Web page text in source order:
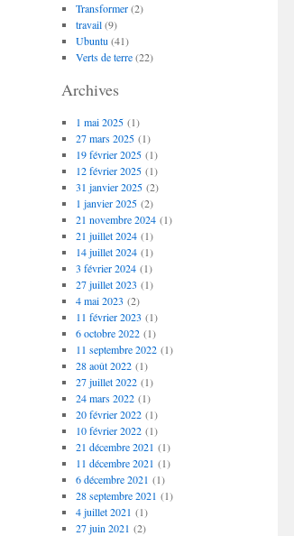
Transformer(2)
travail(9)
Ubuntu (41)
Verts de terre(22)
Archives
1 mai 2025(1)
27 mars 2025(1)
19 février 2025(1)
12 février 2025(1)
31 janvier 2025(2)
1 janvier 2025(2)
21 novembre 2024(1)
21 juillet 2024(1)
14 juillet 2024(1)
3 février 2024(1)
27 juillet 2023 (1)
4 mai 2023 (2)
11 février 2023 (1)
6 octobre 2022(1)
11 septembre 2022(1)
28 août 2022(1)
27 juillet 2022(1)
24 mars 2022(1)
20 février 2022(1)
10 février 2022(1)
21 décembre 2021 (1)
11 décembre 2021 (1)
6 décembre 2021 (1)
28 septembre 2021 (1)
4 juillet 2021 (1)
27 juin 2021 (2)